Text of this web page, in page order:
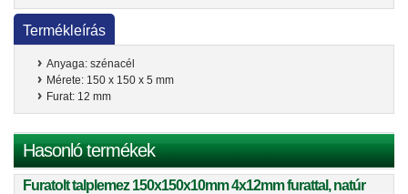
Termékleírás
Anyaga: szénacél
Mérete: 150 x 150 x 5 mm
Furat: 12 mm
Hasonló termékek
Furatolt talplemez 150x150x10mm 4x12mm furattal, natúr